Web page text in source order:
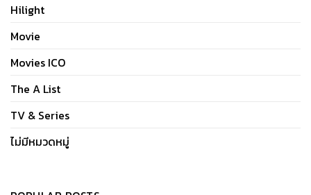
Hilight
Movie
Movies ICO
The A List
TV & Series
ไม่มีหมวดหมู่